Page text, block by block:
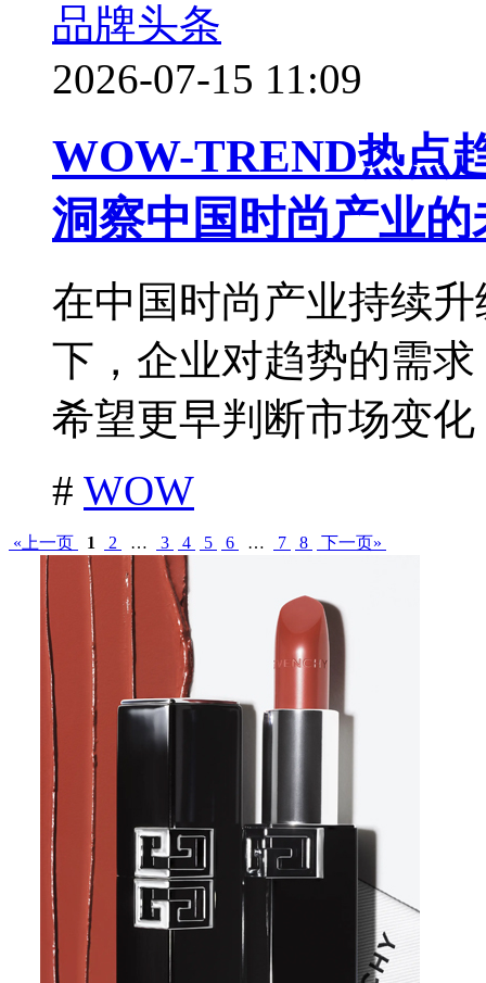
品牌头条
2026-07-15 11:09
WOW-TREND热点
洞察中国时尚产业的
在中国时尚产业持续
下，企业对趋势的需
希望更早判断市场变
# WOW
«上一页 1 2 … 3 4 5 6 … 7 8 下一页»